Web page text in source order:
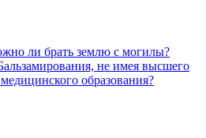
ли брать землю с могилы?
не имея высшего
образования?